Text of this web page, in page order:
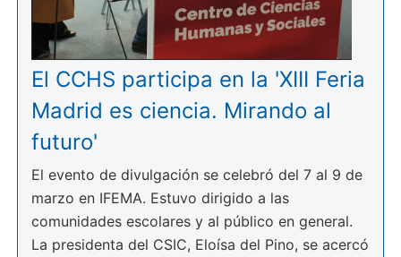
El CCHS participa en la 'XIII Feria
Madrid es ciencia. Mirando al
futuro'
El evento de divulgación se celebró del 7 al 9 de
marzo en IFEMA. Estuvo dirigido a las
comunidades escolares y al público en general.
La presidenta del CSIC, Eloísa del Pino, se acercó